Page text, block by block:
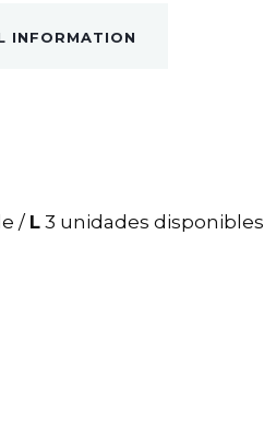
INFORMATION
/ L 3 unidades disponibles